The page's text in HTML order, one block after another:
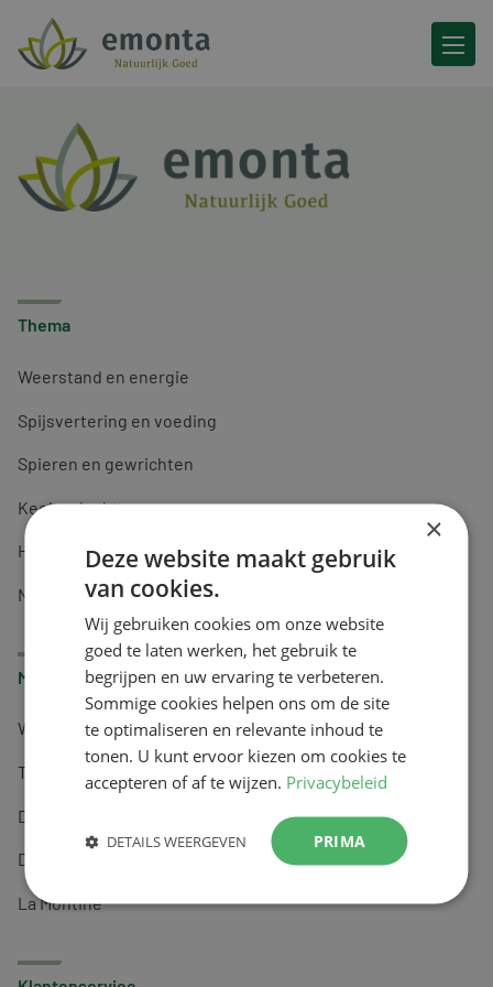
Ga naar de inhoud
Thema
Weerstand en energie
Spijsvertering en voeding
Spieren en gewrichten
Keel en luchtwegen
Huidverzorging
Nachtrust
Merken
Wapiti
Tai-Ginseng
Dermagíq
Draisma
La Montine
×
Deze website maakt gebruik
van cookies.
Wij gebruiken cookies om onze website
goed te laten werken, het gebruik te
begrijpen en uw ervaring te verbeteren.
Sommige cookies helpen ons om de site
te optimaliseren en relevante inhoud te
tonen. U kunt ervoor kiezen om cookies te
accepteren of af te wijzen. Privacybeleid
PRIMA
DETAILS WEERGEVEN